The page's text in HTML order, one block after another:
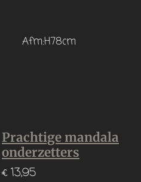
Afm:H78cm
Prachtige mandala
onderzetters
€ 13,95